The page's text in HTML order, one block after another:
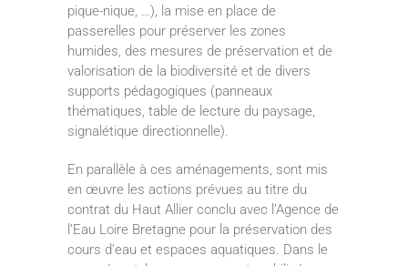
pique-nique, …), la mise en place de
passerelles pour préserver les zones
humides, des mesures de préservation et de
valorisation de la biodiversité et de divers
supports pédagogiques (panneaux
thématiques, table de lecture du paysage,
signalétique directionnelle).
En parallèle à ces aménagements, sont mis
en œuvre les actions prévues au titre du
contrat du Haut Allier conclu avec l’Agence de
l’Eau Loire Bretagne pour la préservation des
cours d’eau et espaces aquatiques. Dans le